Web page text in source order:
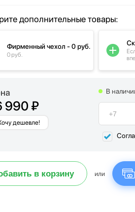
990 ₽
дешевле!
В
в корзину или
дополнительные товары:
Фирменный чехол - 0 руб.
0 руб.